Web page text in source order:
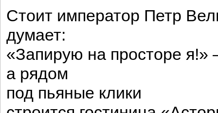
Стоит император Петр
думает:
«Запирую на просторе
а рядом
под пьяные клики